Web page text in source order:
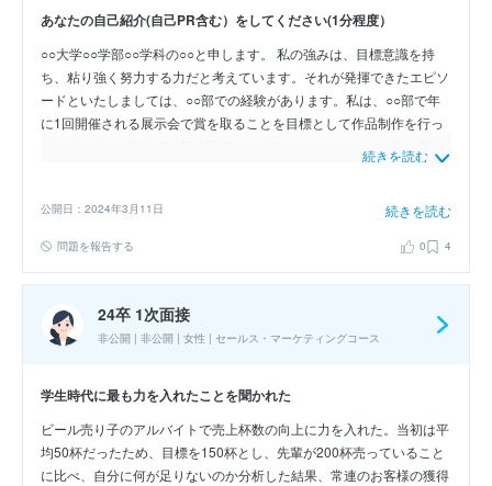
あなたの自己紹介(自己PR含む）をしてください(1分程度）
○○大学○○学部○○学科の○○と申します。 私の強みは、目標意識を持
ち、粘り強く努力する力だと考えています。それが発揮できたエピソ
ードといたしましては、○○部での経験があります。私は、○○部で年
に1回開催される展示会で賞を取ることを目標として作品制作を行っ
ていました。1年次では賞を取ることができなかったことから、自分
の作品を見直して自分の作品は印象が薄いといったことを発見しまし
した結果、賞をいただくことができました。こうした経験から、私の
強みは、目標意識を持ち、粘り強く努力する力だと考えています。以
続きを読む
公開日：2024年3月11日 続きを読む
問題を報告する 0 4
24卒 1次面接
非公開 | 非公開 | 女性 | セールス・マーケティングコース
学生時代に最も力を入れたことを聞かれた
ビール売り子のアルバイトで売上杯数の向上に力を入れた。当初は平
均50杯だったため、目標を150杯とし、先輩が200杯売っていること
に比べ、自分に何が足りないのか分析した結果、常連のお客様の獲得